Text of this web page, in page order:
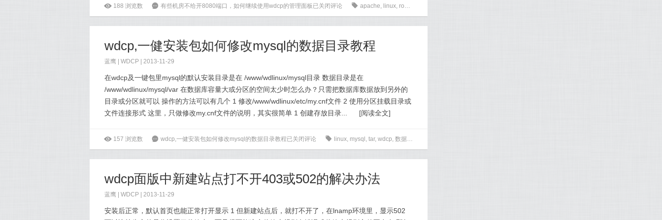
ė 188 浏览数 6 有些机房不给开8080端口，如何继续使用wdcp的管理面板 已关闭评论 0 apache, linux, root ,
wdcp,一健安装包如何修改mysql的数据目录教程
蓝鹰 | WDCP | 2013-11-29
在wdcp及一键包里mysql的默认安装目录是在 /www/wdlinux/mysql目录 数据目录是在
/www/wdlinux/mysql/var 在数据库容量大或分区的空间太少时怎么办？只需把数据库数据放到另外的
目录或分区就可以 操作的方法可以有几个 1 修改/www/wdlinux/etc/my.cnf文件 2 使用分区挂载目录或
文件连接形式 这里，只做修改my.cnf文件的说明，其实很简单 1 创建存放目录...
[阅读全文]
ė 157 浏览数 6 wdcp,一健安装包如何修改mysql的数据目录教程已关闭评论 0 linux, mysql , tar, wdcp, 数据库目录
wdcp面版中新建站点打不开403或502的解决办法
蓝鹰 | WDCP | 2013-11-29
安装后正常，默认首页也能正常打开显示 1 但新建站点后，就打不开了，在lnamp环境里，显示502